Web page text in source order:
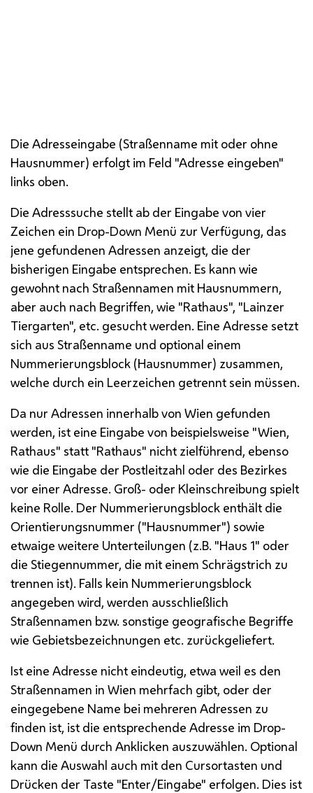
Die Adresseingabe (Straßenname mit oder ohne
Hausnummer) erfolgt im Feld "Adresse eingeben"
links oben.
Die Adresssuche stellt ab der Eingabe von vier
Zeichen ein Drop-Down Menü zur Verfügung, das
jene gefundenen Adressen anzeigt, die der
bisherigen Eingabe entsprechen. Es kann wie
gewohnt nach Straßennamen mit Hausnummern,
aber auch nach Begriffen, wie "Rathaus", "Lainzer
Tiergarten", etc. gesucht werden. Eine Adresse setzt
sich aus Straßenname und optional einem
Nummerierungsblock (Hausnummer) zusammen,
welche durch ein Leerzeichen getrennt sein müssen.
Da nur Adressen innerhalb von Wien gefunden
werden, ist eine Eingabe von beispielsweise "Wien,
Rathaus" statt "Rathaus" nicht zielführend, ebenso
wie die Eingabe der Postleitzahl oder des Bezirkes
vor einer Adresse. Groß- oder Kleinschreibung spielt
keine Rolle. Der Nummerierungsblock enthält die
Orientierungsnummer ("Hausnummer") sowie
etwaige weitere Unterteilungen (z.B. "Haus 1" oder
die Stiegennummer, die mit einem Schrägstrich zu
trennen ist). Falls kein Nummerierungsblock
angegeben wird, werden ausschließlich
Straßennamen bzw. sonstige geografische Begriffe
wie Gebietsbezeichnungen etc. zurückgeliefert.
Ist eine Adresse nicht eindeutig, etwa weil es den
Straßennamen in Wien mehrfach gibt, oder der
eingegebene Name bei mehreren Adressen zu
finden ist, ist die entsprechende Adresse im Drop-
Down Menü durch Anklicken auszuwählen. Optional
kann die Auswahl auch mit den Cursortasten und
Drücken der Taste "Enter/Eingabe" erfolgen. Dies ist